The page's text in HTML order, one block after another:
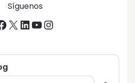
Síguenos
X LinkedIn
YouTube
Instagram